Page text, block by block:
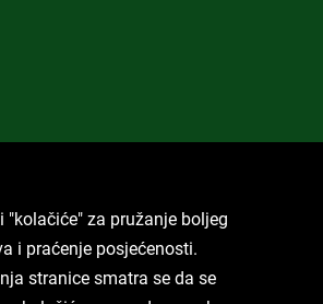
"kolačiće" za pružanje boljeg
i praćenje posjećenosti.
stranice smatra se da se